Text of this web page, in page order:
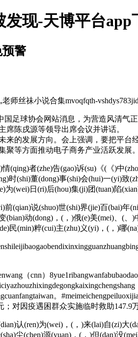
发现-天博平台app
警
师丝祙小说合集mvoqfqth-
球协会网站消息，为营造风清气正
席陈戌源等领导出席会议并讲话。
来的发展方向。会上强调，要把平
聚等方面推动电子商务产业活跃发展。
者(zhe)告(gao)诉(su)《(《)中
时(shi)董(dong)事(shi)会(hui)一(yi)致
为(wei)日(ri)后(hou)集(ji)团(tuan)陷
说(shuo)世(shi)界(jie)百(bai)年
(bian)动(dong)，(，)俄(e)美(mei)、(、
民(min)粹(cui)主(zhu)义(yi)，(，)哪
（cnn）8yue1ribangwanfabubaodao
。
对因疫遇困群众实施临时救助147.9
(ren)为(wei)，(，)来(lai)自(zi)大(da)
尘(chen)源(yuan)，(，)但(dan)没